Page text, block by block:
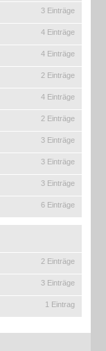
3 Einträge
4 Einträge
4 Einträge
2 Einträge
4 Einträge
2 Einträge
3 Einträge
3 Einträge
3 Einträge
6 Einträge
2 Einträge
3 Einträge
1 Eintrag